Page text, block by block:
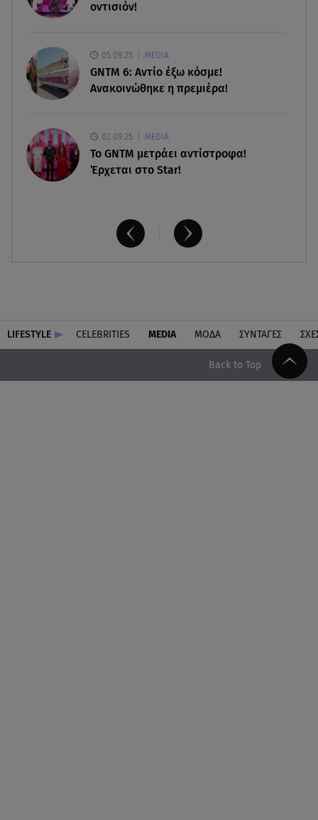
παιδί στα 42 της χρόνια
Καλογερόπουλος: Πότε και πού θα γίνει η κηδεία
του – Η τελευταία επιθυμία
οντισιόν!
05.09.25 MEDIA
GNTM 6: Αντίο έξω κόσμε!
Ανακοινώθηκε η πρεμιέρα!
02.09.25 MEDIA
Το GNTM μετράει αντίστροφα!
Έρχεται στο Star!
LIFESTYLE CELEBRITIES MEDIA ΜΟΔΑ ΣΥΝΤΑΓΕΣ
Back to Top